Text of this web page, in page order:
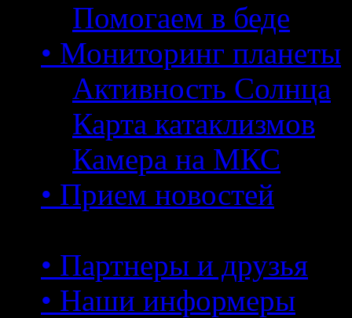
Помогаем в беде
• Мониторинг планеты
Активность Солнца
Карта катаклизмов
Камера на МКС
• Прием новостей
• Партнеры и друзья
• Наши информеры